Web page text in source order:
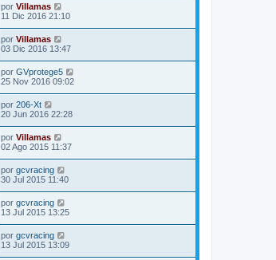
por Villamas
11 Dic 2016 21:10
por Villamas
03 Dic 2016 13:47
por GVprotege5
25 Nov 2016 09:02
por 206-Xt
20 Jun 2016 22:28
por Villamas
02 Ago 2015 11:37
por gcvracing
30 Jul 2015 11:40
por gcvracing
13 Jul 2015 13:25
por gcvracing
13 Jul 2015 13:09